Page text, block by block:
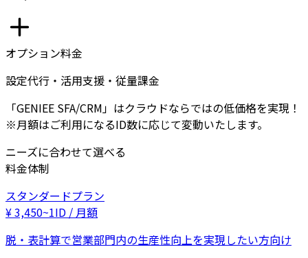
オプション料金
設定代行・活用支援・従量課金
「GENIEE SFA/CRM」はクラウドならではの低価格を実現！
※月額はご利用になるID数に応じて変動いたします。
ニーズに合わせて選べる
料金体制
スタンダードプラン
¥3,450~1ID / 月額
脱・表計算で営業部門内の生産性向上を実現したい方向け